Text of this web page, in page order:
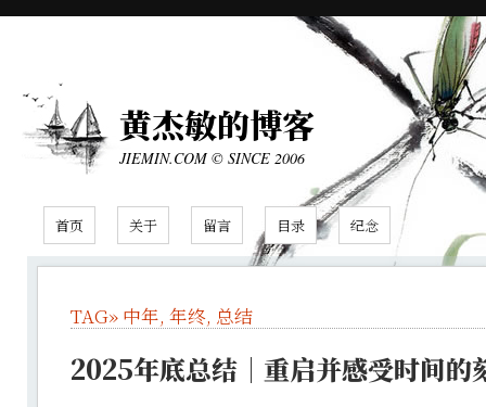
黄杰敏的博客
JIEMIN.COM © SINCE 2006
首页 关于 留言 目录 纪念
TAG» 中年, 年终, 总结
2025年底总结｜重启并感受时间的